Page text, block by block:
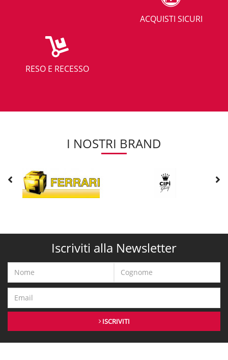
ACQUISTI SICURI
RESO E RECESSO
I NOSTRI BRAND
Iscriviti alla Newsletter
ISCRIVITI